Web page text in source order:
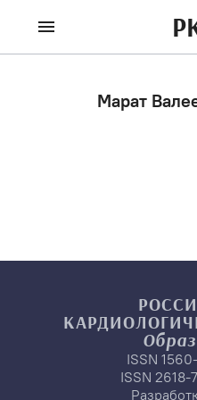
Марат
ISSN
ISSN